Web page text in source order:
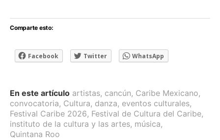
Comparte esto:
Facebook Twitter WhatsApp
En este artículo artistas, cancún, Caribe Mexicano,
convocatoria, Cultura, danza, eventos culturales,
Festival Caribe 2026, Festival de Cultura del Caribe,
instituto de la cultura y las artes, música,
Quintana Roo